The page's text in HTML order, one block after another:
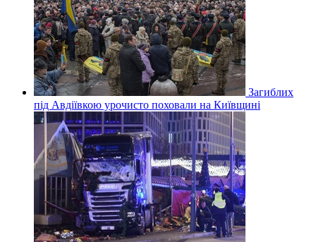
Загиблих
під Авдіївкою урочисто поховали на Київщині